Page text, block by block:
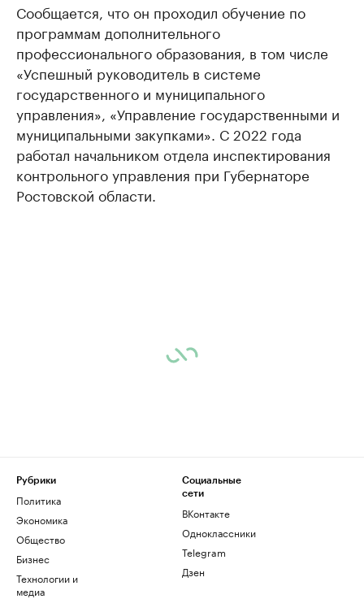
Сообщается, что он проходил обучение по
программам дополнительного
профессионального образования, в том числе
«Успешный руководитель в системе
государственного и муниципального
управления», «Управление государственными и
муниципальными закупками». С 2022 года
работал начальником отдела инспектирования
контрольного управления при Губернаторе
Ростовской области.
Рубрики
Политика
Экономика
Общество
Бизнес
Технологии и
медиа
Социальные
сети
ВКонтакте
Одноклассники
Telegram
Дзен